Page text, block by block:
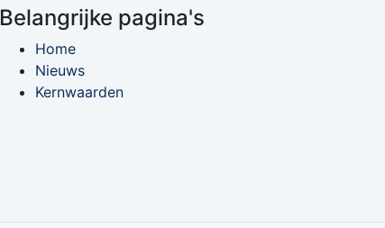
Belangrijke pagina's
Home
Nieuws
Kernwaarden